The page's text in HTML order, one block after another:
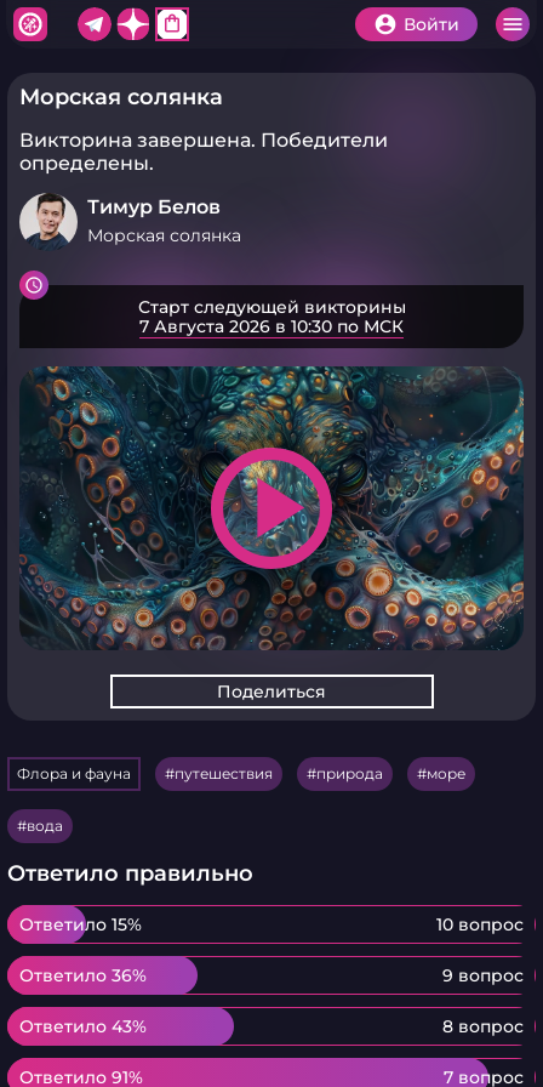
shopping_bag Войти
Морская солянка
Викторина завершена. Победители
определены.
Тимур Белов
Морская солянка
Старт следующей викторины
7 Августа 2026 в 10:30 по МСК
play_arrow
Поделиться
Флора и фауна путешествия природа море
вода
Ответило правильно
Ответило 15% 10 вопрос
Ответило 15%
Ответило 36% 9 вопрос
Ответило 36%
Ответило 43% 8 вопрос
Ответило 43%
Ответило 91% 7 вопрос
Ответило 91%